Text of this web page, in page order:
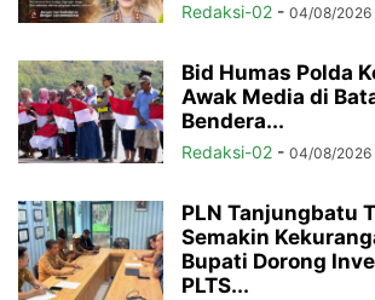
Redaksi-02 - 04/08/2026
Bid Humas Polda
Awak Media di
Bendera...
Redaksi-02 - 04/08/2026
PLN Tanjungbatu
Semakin
Bupati Dorong
PLTS...